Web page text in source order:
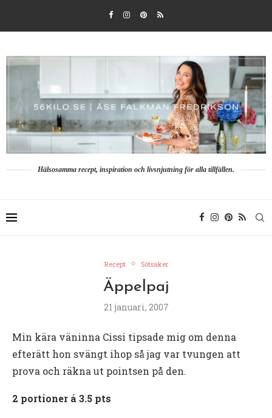
Hälsosamma recept, inspiration och livsnjutning för alla tillfällen.
Recept Sötsaker
Äppelpaj
21 januari, 2007
Min kära väninna Cissi tipsade mig om denna
efterätt hon svängt ihop så jag var tvungen att
prova och räkna ut pointsen på den.
2 portioner á 3.5 pts